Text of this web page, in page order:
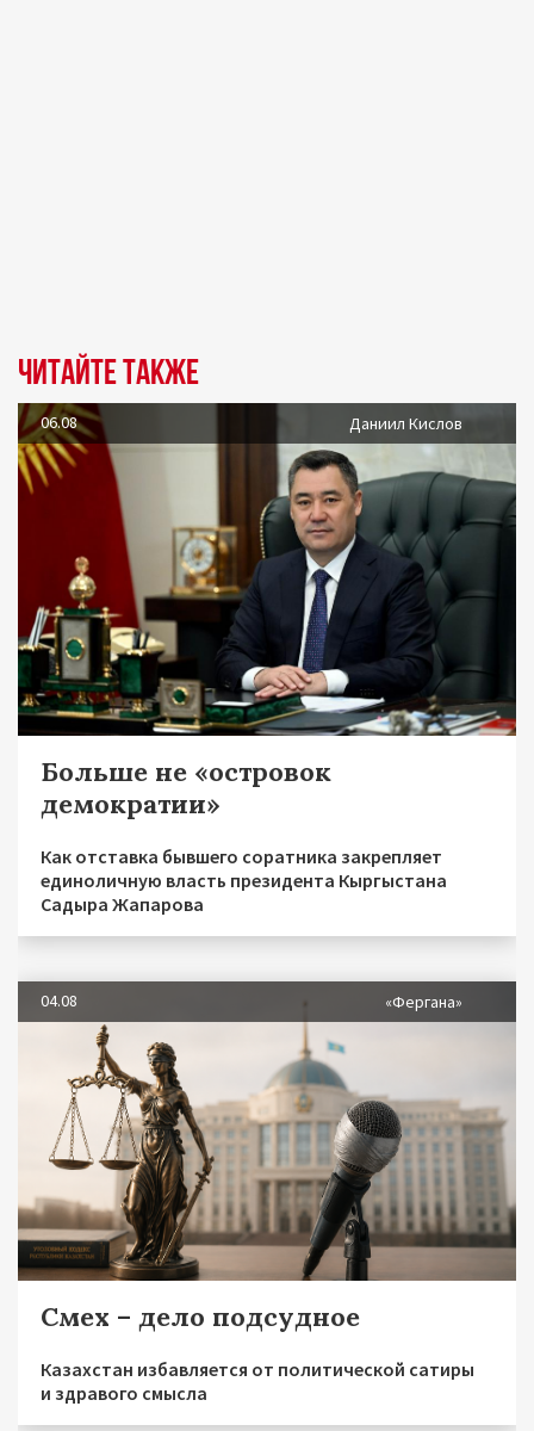
Читайте также
06.08 Даниил Кислов
Больше не «островок
демократии»
Как отставка бывшего соратника закрепляет
единоличную власть президента Кыргыстана
Садыра Жапарова
04.08 «Фергана»
Смех – дело подсудное
Казахстан избавляется от политической сатиры
и здравого смысла